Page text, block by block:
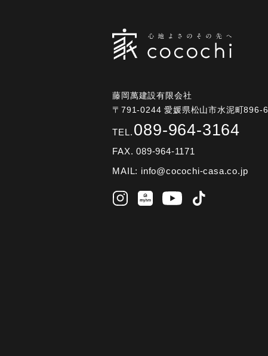
藤岡萬建設有限会社
〒791-0244 愛媛県松山市水泥町896-6
TEL. 089-964-3164
FAX. 089-964-1171
MAIL: info@cocochi-casa.co.jp